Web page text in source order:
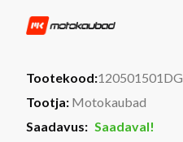
Tootekood:120501501DG
Tootja: Motokaubad
Saadavus: Saadaval!